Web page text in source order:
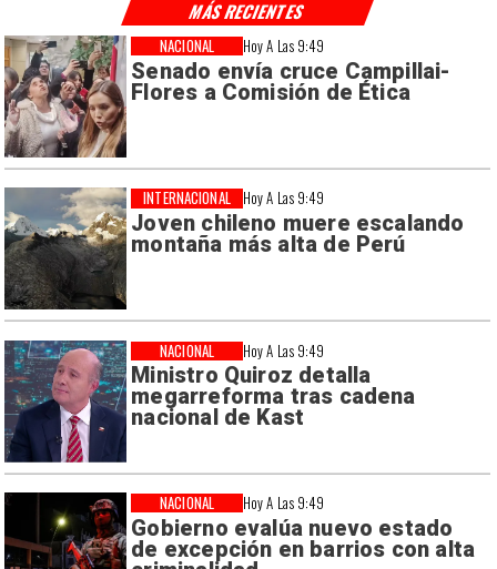
Hoy A Las 9:49
Senado envía cruce Campillai-
Flores a Comisión de Ética
NACIONAL
Hoy A Las 9:49
Joven chileno muere escalando
montaña más alta de Perú
INTERNACIONAL
Hoy A Las 9:49
Ministro Quiroz detalla
megarreforma tras cadena
nacional de Kast
NACIONAL
Hoy A Las 9:49
Gobierno evalúa nuevo estado
de excepción en barrios con alta
NACIONAL
MÁS RECIENTES